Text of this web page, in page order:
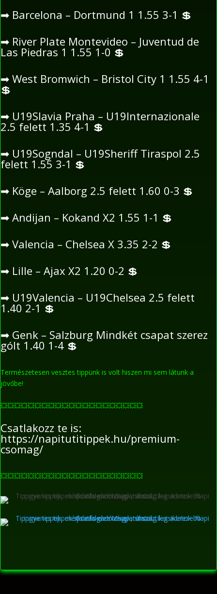
➡ Barcelona – Dortmund 1 1.55 3-1 💲
➡ River Plate Montevideo – Juventud de
Las Piedras 1 1.55 1-0 💲
➡ West Bromwich – Bristol City 1 1.55 4-1
💲
➡ U19Slavia Praha – U19Internazionale
2.5 felett 1.35 4-1 💲
➡ U19Sogndal – U19Sheriff Tiraspol 2.5
felett 1.55 3-1 💲
➡ Köge – Aalborg 2.5 felett 1.60 0-3 💲
➡ Andijan – Kokand X2 1.55 1-1 💲
➡ Valencia – Chelsea X 3.35 2-2 💲
➡ Lille – Ajax X2 1.20 0-2 💲
➡ U19Valencia – U19Chelsea 2.5 felett
1.40 2-1 💲
➡ Genk – Salzburg Mindkét csapat szerez
gólt 1.40 1-4 💲
Természetesen vesztes tippünk is volt hiszen mi sem látunk a
jövőbe!
💥💥💥💥💥💥💥💥💥💥💥💥💥💥💥💥💥💥💥💥💥
Csatlakozz te is:
https://napitutitippek.hu/premium-
csomag/
💥💥💥💥💥💥💥💥💥💥💥💥💥💥💥💥💥💥💥💥💥